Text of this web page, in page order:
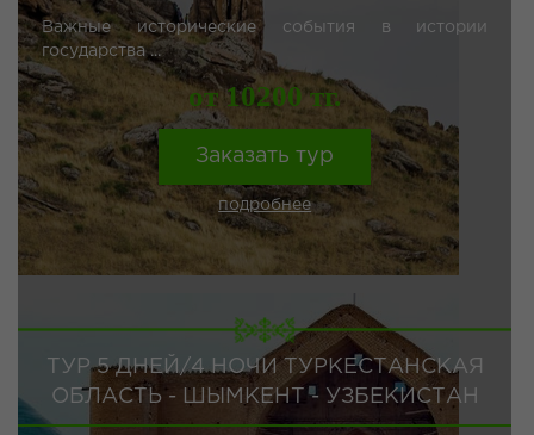
Важные исторические события в истории
государства ...
от 10200 тг.
Заказать тур
подробнее
ТУР 5 ДНЕЙ/4 НОЧИ ТУРКЕСТАНСКАЯ
ОБЛАСТЬ - ШЫМКЕНТ - УЗБЕКИСТАН